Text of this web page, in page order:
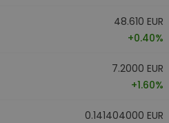
48.610 EUR
+0.40%
7.2000 EUR
+1.60%
0.141404000 EUR